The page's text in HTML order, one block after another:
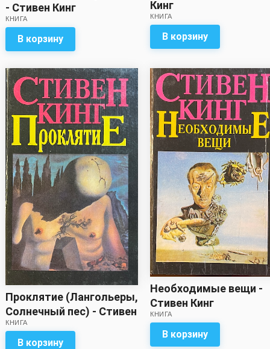
- Стивен Кинг
КНИГА
В корзину
Кинг
КНИГА
В корзину
Проклятие (Лангольеры,
Солнечный пес) - Стивен
Кинг
КНИГА
В корзину
Необходимые вещи -
Стивен Кинг
КНИГА
В корзину